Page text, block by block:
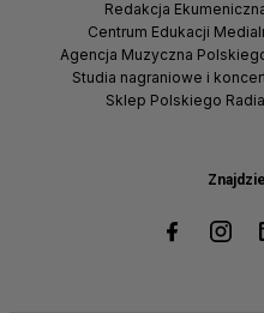
Redakcja
Centrum Edukacji
Agencja Muzyczna
Studia nagraniowe i
Sklep Polskiego Radia